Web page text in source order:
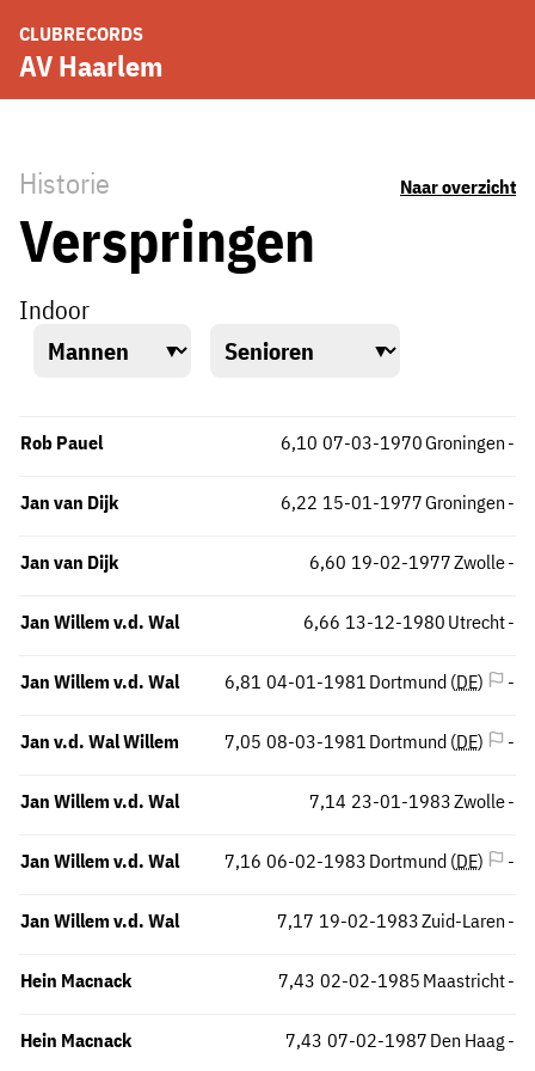
CLUBRECORDS
AV Haarlem
Historie Naar overzicht
Verspringen
Indoor
Rob Pauel Groningen
6,10 -
07-03-1970
Jan van Dijk Groningen
6,22 -
15-01-1977
Jan van Dijk Zwolle
6,60 -
19-02-1977
Jan Willem v.d. Wal Utrecht
6,66 -
13-12-1980
Jan Willem v.d. Wal Dortmund (DE)
6,81 -
04-01-1981
Jan v.d. Wal Willem Dortmund (DE)
7,05 -
08-03-1981
Jan Willem v.d. Wal Zwolle
7,14 -
23-01-1983
Jan Willem v.d. Wal Dortmund (DE)
7,16 -
06-02-1983
Jan Willem v.d. Wal Zuid-Laren
7,17 -
19-02-1983
Hein Macnack Maastricht
7,43 -
02-02-1985
Hein Macnack Den Haag
7,43 -
07-02-1987